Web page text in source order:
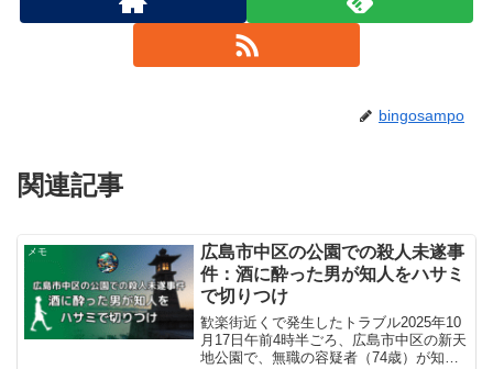
bingosampo
関連記事
メモ
広島市中区の公園での殺人未遂事
件：酒に酔った男が知人をハサミ
で切りつけ
歓楽街近くで発生したトラブル2025年10
月17日午前4時半ごろ、広島市中区の新天
地公園で、無職の容疑者（74歳）が知人